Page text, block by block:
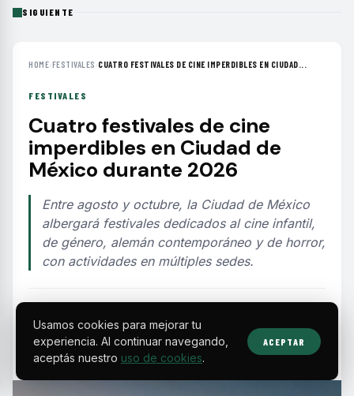
SIGUIENTE
HOME›FESTIVALES ›CUATRO FESTIVALES DE CINE IMPERDIBLES EN CIUDAD...
FESTIVALES
Cuatro festivales de cine
imperdibles en Ciudad de
México durante 2026
Entre agosto y octubre, la Ciudad de México
albergará festivales dedicados al cine infantil,
de género, alemán contemporáneo y de horror,
con actividades en múltiples sedes.
Fuente:
mayacomunicacion.com.mx
Usamos cookies para mejorar tu
experiencia. Al continuar navegando,
aceptás nuestro uso de cookies.
ACEPTAR